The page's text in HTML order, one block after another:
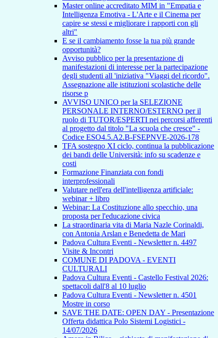
Master online accreditato MIM in "Empatia e
Intelligenza Emotiva - L'Arte e il Cinema per
capire se stessi e migliorare i rapporti con gli
altri"
E se il cambiamento fosse la tua più grande
opportunità?
Avviso pubblico per la presentazione di
manifestazioni di interesse per la partecipazione
degli studenti all 'iniziativa "Viaggi del ricordo".
Assegnazione alle istituzioni scolastiche delle
risorse p
AVVISO UNICO per la SELEZIONE
PERSONALE INTERNO/ESTERNO per il
ruolo di TUTOR/ESPERTI nei percorsi afferenti
al progetto dal titolo "La scuola che cresce" -
Codice ESO4.5.A2.B-FSEPNVE-2026-178
TFA sostegno XI ciclo, continua la pubblicazione
dei bandi delle Università: info su scadenze e
costi
Formazione Finanziata con fondi
interprofessionali
Valutare nell'era dell'intelligenza artificiale:
webinar + libro
Webinar: La Costituzione allo specchio, una
proposta per l'educazione civica
La straordinaria vita di Maria Nazle Corinaldi,
con Antonia Arslan e Benedetta de Mari
Padova Cultura Eventi - Newsletter n. 4497
Visite & Incontri
COMUNE DI PADOVA - EVENTI
CULTURALI
Padova Cultura Eventi - Castello Festival 2026:
spettacoli dall'8 al 10 luglio
Padova Cultura Eventi - Newsletter n. 4501
Mostre in corso
SAVE THE DATE: OPEN DAY - Presentazione
Offerta didattica Polo Sistemi Logistici -
14/07/2026